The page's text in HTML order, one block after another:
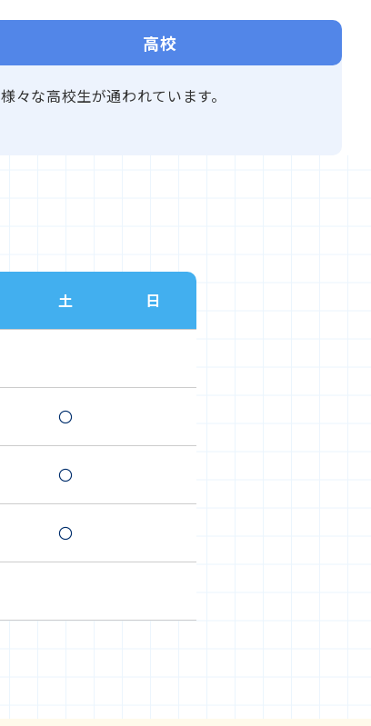
高校
様々な高校生が通われています。
土 日
〇
〇
〇